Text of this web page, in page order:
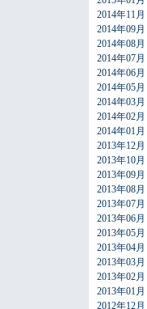
2014年11月
2014年09月
2014年08月
2014年07月
2014年06月
2014年05月
2014年03月
2014年02月
2014年01月
2013年12月
2013年10月
2013年09月
2013年08月
2013年07月
2013年06月
2013年05月
2013年04月
2013年03月
2013年02月
2013年01月
2012年12月